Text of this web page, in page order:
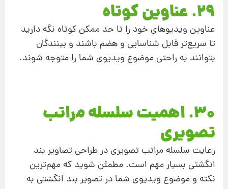
29. عناوین کوتاه
عناوین ویدیوهای خود را تا حد ممکن کوتاه نگه‌ دارید
تا سریع‌تر قابل شناسایی و هضم باشند و بینندگان
بتوانند به راحتی موضوع ویدیوی شما را متوجه شوند.
30. اهمیت سلسله مراتب
تصویری
رعایت سلسله مراتب تصویری در طراحی تصاویر بند
انگشتی بسیار مهم است. مطمئن شوید که مهم‌ترین
نکته و موضوع ویدیوی شما در تصویر بند انگشتی به